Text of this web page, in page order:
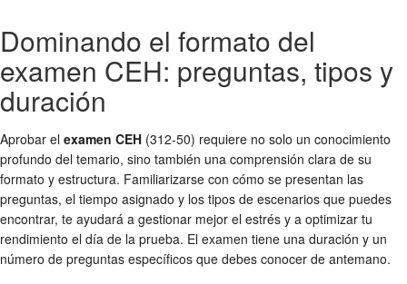
Dominando el formato del
examen CEH: preguntas, tipos y
duración
Aprobar el examen CEH (312-50) requiere no solo un conocimiento
profundo del temario, sino también una comprensión clara de su
formato y estructura. Familiarizarse con cómo se presentan las
preguntas, el tiempo asignado y los tipos de escenarios que puedes
encontrar, te ayudará a gestionar mejor el estrés y a optimizar tu
rendimiento el día de la prueba. El examen tiene una duración y un
número de preguntas específicos que debes conocer de antemano.